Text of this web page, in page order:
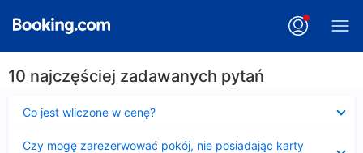
10 najczęściej zadawanych pytań
Co jest wliczone w cenę?
Czy mogę zarezerwować pokój, nie posiadając karty